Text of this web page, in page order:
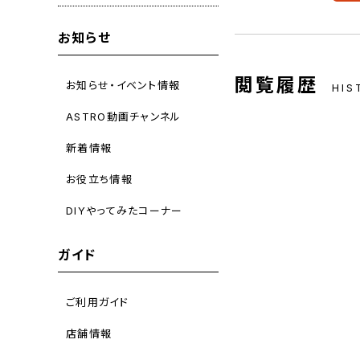
お知らせ
お知らせ・イベント情報
ASTRO動画チャンネル
新着情報
お役立ち情報
DIYやってみたコーナー
ガイド
ご利用ガイド
店舗情報
閲覧履歴